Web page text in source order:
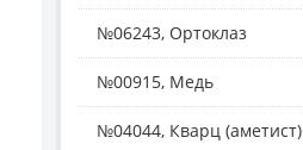
№06243, Ортоклаз
№00915, Медь
№04044, Кварц (аметист)